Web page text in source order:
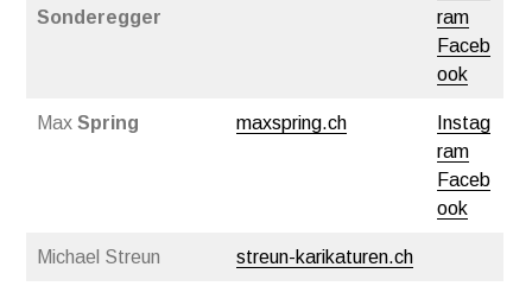
Sonderegger
ram
Faceb
ook
MaxSpring maxspring.ch
Instag
ram
Faceb
ook
Michael Streun streun-karikaturen.ch